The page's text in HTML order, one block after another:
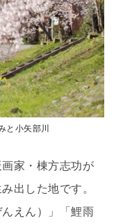
と小矢部川
家・棟方志功が
出した地です。
えん）」「鯉雨